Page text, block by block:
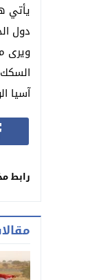
يأتي
دول
ويرى
آسيا
رابط